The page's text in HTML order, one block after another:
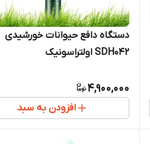
دستگاه دافع حیوانات خورشیدی
SDH042 اولتراسونیک
4,900,000
افزودن به سبد